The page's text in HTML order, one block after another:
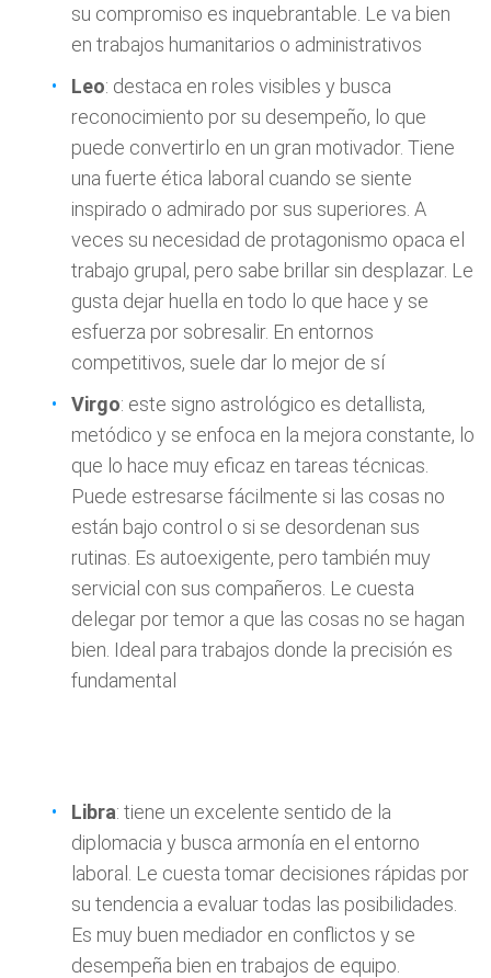
su compromiso es inquebrantable. Le va bien
en trabajos humanitarios o administrativos
Leo: destaca en roles visibles y busca
reconocimiento por su desempeño, lo que
puede convertirlo en un gran motivador. Tiene
una fuerte ética laboral cuando se siente
inspirado o admirado por sus superiores. A
veces su necesidad de protagonismo opaca el
trabajo grupal, pero sabe brillar sin desplazar. Le
gusta dejar huella en todo lo que hace y se
esfuerza por sobresalir. En entornos
competitivos, suele dar lo mejor de sí
Virgo: este signo astrológico es detallista,
metódico y se enfoca en la mejora constante, lo
que lo hace muy eficaz en tareas técnicas.
Puede estresarse fácilmente si las cosas no
están bajo control o si se desordenan sus
rutinas. Es autoexigente, pero también muy
servicial con sus compañeros. Le cuesta
delegar por temor a que las cosas no se hagan
bien. Ideal para trabajos donde la precisión es
fundamental
Libra: tiene un excelente sentido de la
diplomacia y busca armonía en el entorno
laboral. Le cuesta tomar decisiones rápidas por
su tendencia a evaluar todas las posibilidades.
Es muy buen mediador en conflictos y se
desempeña bien en trabajos de equipo.